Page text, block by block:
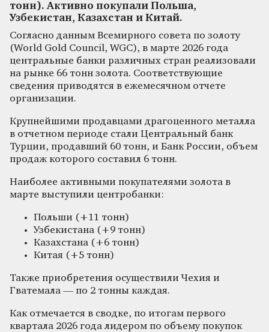
тонн). Активно покупали Польша,
Узбекистан, Казахстан и Китай.
Согласно данным Всемирного совета по золоту
(World Gold Council, WGC), в марте 2026 года
центральные банки различных стран реализовали
на рынке 66 тонн золота. Соответствующие
сведения приводятся в ежемесячном отчете
организации.
Крупнейшими продавцами драгоценного металла
в отчетном периоде стали Центральный банк
Турции, продавший 60 тонн, и Банк России, объем
продаж которого составил 6 тонн.
Наиболее активными покупателями золота в
марте выступили центробанки:
Польши (+11 тонн)
Узбекистана (+9 тонн)
Казахстана (+6 тонн)
Китая (+5 тонн)
Также приобретения осуществили Чехия и
Гватемала — по 2 тонны каждая.
Как отмечается в сводке, по итогам первого
квартала 2026 года лидером по объему покупок